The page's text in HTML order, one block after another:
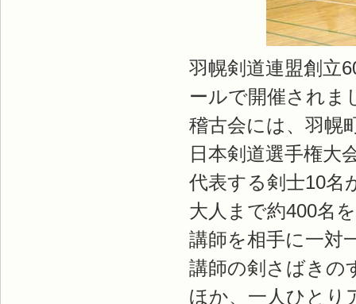
羽幌剣道連盟創立
ールで開催されま
稽古会には、羽幌
日本剣道選手権大
代表する剣士10名
大人まで約400名
講師を相手に一対
講師の剣さばきの
ほか、一人ひとり